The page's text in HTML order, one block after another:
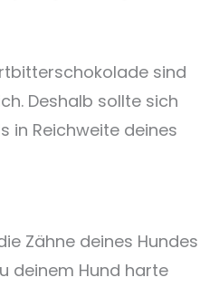
sind
Deshalb sollte sich
in Reichweite deines
Zähne deines Hundes
deinem Hund harte